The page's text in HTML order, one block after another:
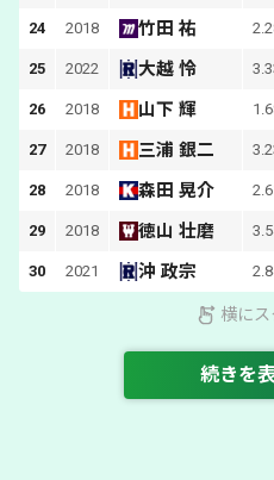
24 2018 竹田 祐
25 2022 大越 怜
26 2018 山下 輝
27 2018 三浦 銀二
28 2018 森田 晃介
29 2018 徳山 壮磨
30 2021 沖 政宗
横に
続きを